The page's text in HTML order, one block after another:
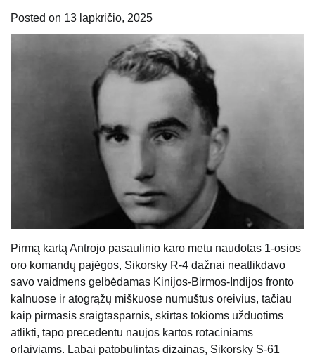
Posted on 13 lapkričio, 2025
Pirmą kartą Antrojo pasaulinio karo metu naudotas 1-osios
oro komandų pajėgos, Sikorsky R-4 dažnai neatlikdavo
savo vaidmens gelbėdamas Kinijos-Birmos-Indijos fronto
kalnuose ir atogrąžų miškuose numuštus oreivius, tačiau
kaip pirmasis sraigtasparnis, skirtas tokioms užduotims
atlikti, tapo precedentu naujos kartos rotaciniams
orlaiviams. Labai patobulintas dizainas, Sikorsky S-61